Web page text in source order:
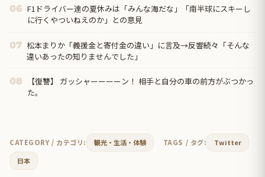
06 F1ドライバー達の夏休みは「みんな海だな」「南半球にスキーし
に行くやついねえのか」との意見
07 松本まりか「義援金と寄付金の違い」に言及→反響続々「そんな
違いあったの知りませんでした」
08
【復讐】 ガッシャーーーーン！ 相手と自分の車の前方がぶつかっ
た。
CATEGORY / カテゴリ: 観光・生活・体験 TAGS / タグ:
Twitter
日本